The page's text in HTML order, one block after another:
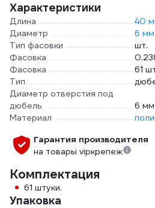
Характеристики
Длина
40
Диаметр
6 мм
Тип фасовки
шт.
Фасовка
Фасовка
61
Тип
Диаметр отверстия под
дюбель
6 мм
Материал
Гарантия производителя
на товары vipкрепеж
Комплектация
61 штуки.
Упаковка